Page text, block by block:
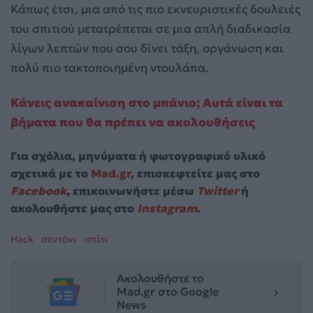
Κάπως έτσι, μια από τις πιο εκνευριστικές δουλειές
του σπιτιού μετατρέπεται σε μια απλή διαδικασία
λίγων λεπτών που σου δίνει τάξη, οργάνωση και
πολύ πιο τακτοποιημένη ντουλάπα.
Κάνεις ανακαίνιση στο μπάνιο; Αυτά είναι τα
βήματα που θα πρέπει να ακολουθήσεις
Για σχόλια, μηνύματα ή φωτογραφικό υλικό
σχετικά με το Mad.gr, επισκεφτείτε μας στο
Facebook, επικοινωνήστε μέσω Twitterή
ακολουθήστε μας στο Instagram.
Hack σεντόνι σπίτι
Ακολουθήστε το
Mad.gr στο Google
News